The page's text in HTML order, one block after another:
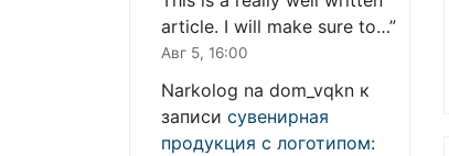
article. I will make sure to…”
Авг 5, 16:00
Narkolog na dom_vqkn к
записи сувенирная
продукция с логотипом: